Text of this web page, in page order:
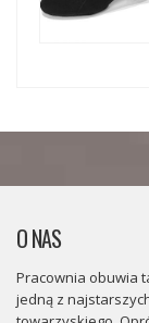
O NAS
Pracownia obuwia
jedną z